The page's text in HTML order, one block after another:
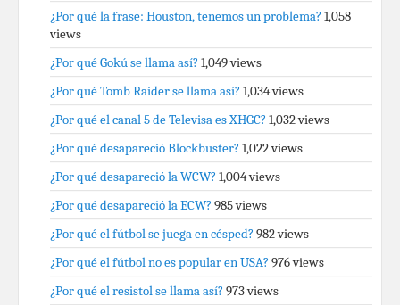
¿Por qué la frase: Houston, tenemos un problema? 1,058
views
¿Por qué Gokú se llama así? 1,049 views
¿Por qué Tomb Raider se llama así? 1,034 views
¿Por qué el canal 5 de Televisa es XHGC? 1,032 views
¿Por qué desapareció Blockbuster? 1,022 views
¿Por qué desapareció la WCW? 1,004 views
¿Por qué desapareció la ECW? 985 views
¿Por qué el fútbol se juega en césped? 982 views
¿Por qué el fútbol no es popular en USA? 976 views
¿Por qué el resistol se llama así? 973 views